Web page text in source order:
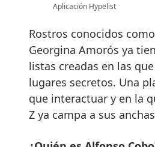
Aplicación Hypelist
Rostros conocidos
Georgina Amorós ya
listas creadas en las
lugares secretos. Una
que interactuar y en la
Z ya campa a sus